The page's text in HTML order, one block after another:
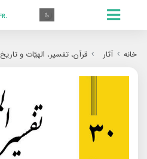
.RU
خانه آثار قرآن، تفسیر، الهیّات و تاریخ